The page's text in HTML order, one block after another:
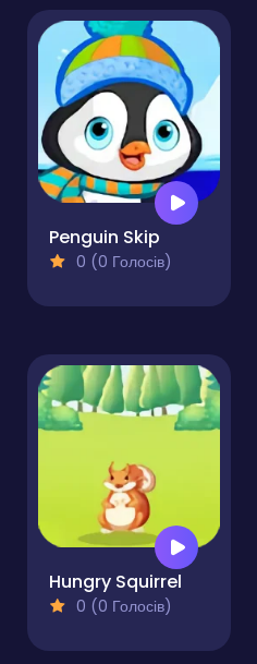
Penguin Skip
0 (0 Голосів)
Hungry Squirrel
0 (0 Голосів)